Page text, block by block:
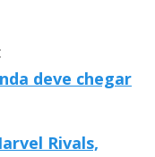
:
deve chegar
Rivals,